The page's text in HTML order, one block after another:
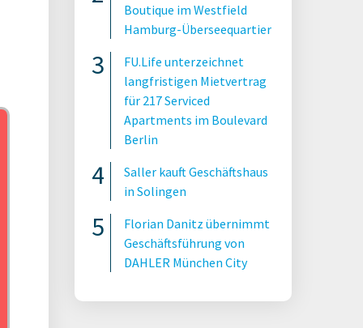
Boutique im Westfield
Hamburg-Überseequartier
FU.Life unterzeichnet
langfristigen Mietvertrag
für 217 Serviced
Apartments im Boulevard
Berlin
Saller kauft Geschäftshaus
in Solingen
Florian Danitz übernimmt
Geschäftsführung von
DAHLER München City